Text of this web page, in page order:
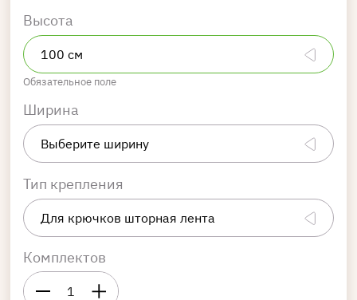
Высота
Обязательное поле
Ширина
Тип крепления
Комплектов
1